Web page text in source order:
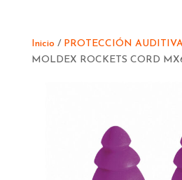
Inicio / PROTECCIÓN
MOLDEX ROCKETS CORD